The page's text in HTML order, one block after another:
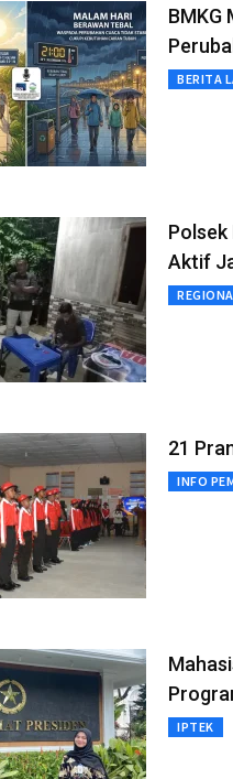
BMKG
BERITA
Polsek
Aktif
21
INFO
IPTEK